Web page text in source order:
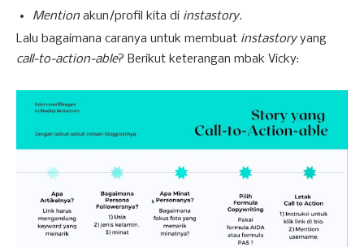
Mention akun/profil kita di instastory.
Lalu bagaimana caranya untuk membuat instastoryyang
call-to-action-able? Berikut keterangan mbak Vicky: